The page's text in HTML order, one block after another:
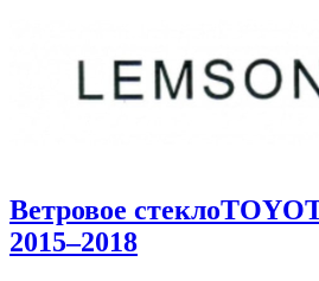
Ветровое стекло
2015–2018